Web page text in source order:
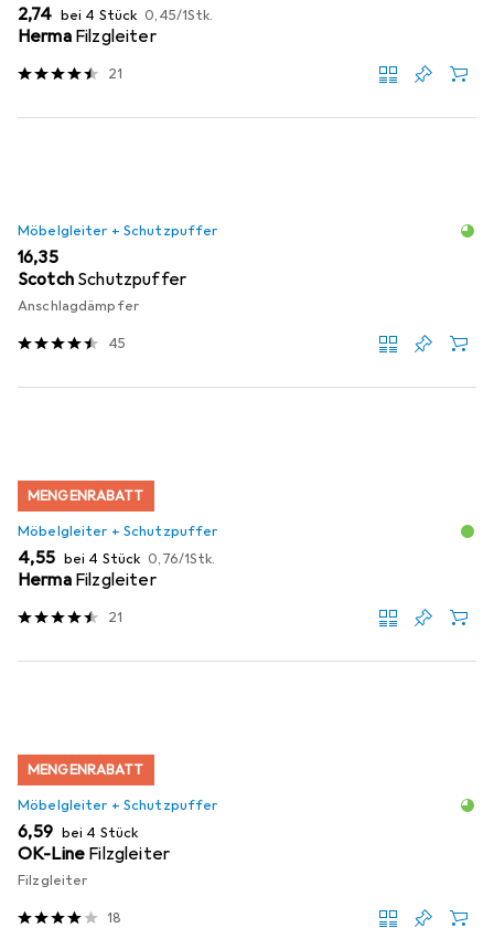
EUR
2,74 bei 4 Stück EUR
0,45/1Stk.
Herma Filzgleiter
21
Möbelgleiter + Schutzpuffer
EUR
16,35
Scotch Schutzpuffer
Anschlagdämpfer
45
MENGENRABATT
Möbelgleiter + Schutzpuffer
EUR
4,55 bei 4 Stück EUR
0,76/1Stk.
Herma Filzgleiter
21
MENGENRABATT
Möbelgleiter + Schutzpuffer
EUR
6,59 bei 4 Stück
OK-Line Filzgleiter
Filzgleiter
18